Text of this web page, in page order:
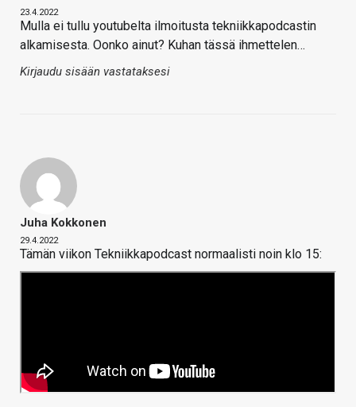
23.4.2022
Mulla ei tullu youtubelta ilmoitusta tekniikkapodcastin
alkamisesta. Oonko ainut? Kuhan tässä ihmettelen…
Kirjaudu sisään vastataksesi
Juha Kokkonen
29.4.2022
Tämän viikon Tekniikkapodcast normaalisti noin klo 15: